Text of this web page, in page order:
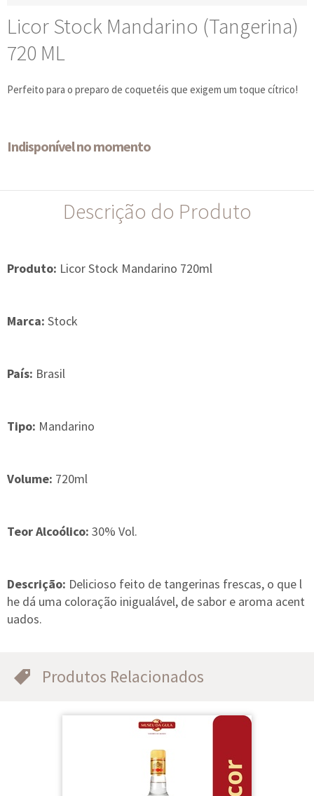
Licor Stock Mandarino (Tangerina)
720 ML
Perfeito para o preparo de coquetéis que exigem um toque cítrico!
Indisponível no momento
Descrição do Produto
Produto: Licor Stock Mandarino 720ml
Marca: Stock
País: Brasil
Tipo: Mandarino
Volume: 720ml
Teor Alcoólico: 30% Vol.
Descrição: Delicioso feito de tangerinas frescas, o que l
he dá uma coloração inigualável, de sabor e aroma acent
uados.
Produtos Relacionados